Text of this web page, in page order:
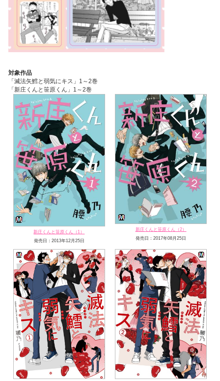
対象作品
「滅法矢鱈と弱気にキス」1～2巻
「新庄くんと笹原くん」1～2巻
新庄くんと笹原くん（1）
発売日：2013年12月25日
新庄くんと笹原くん（2）
発売日：2017年08月25日